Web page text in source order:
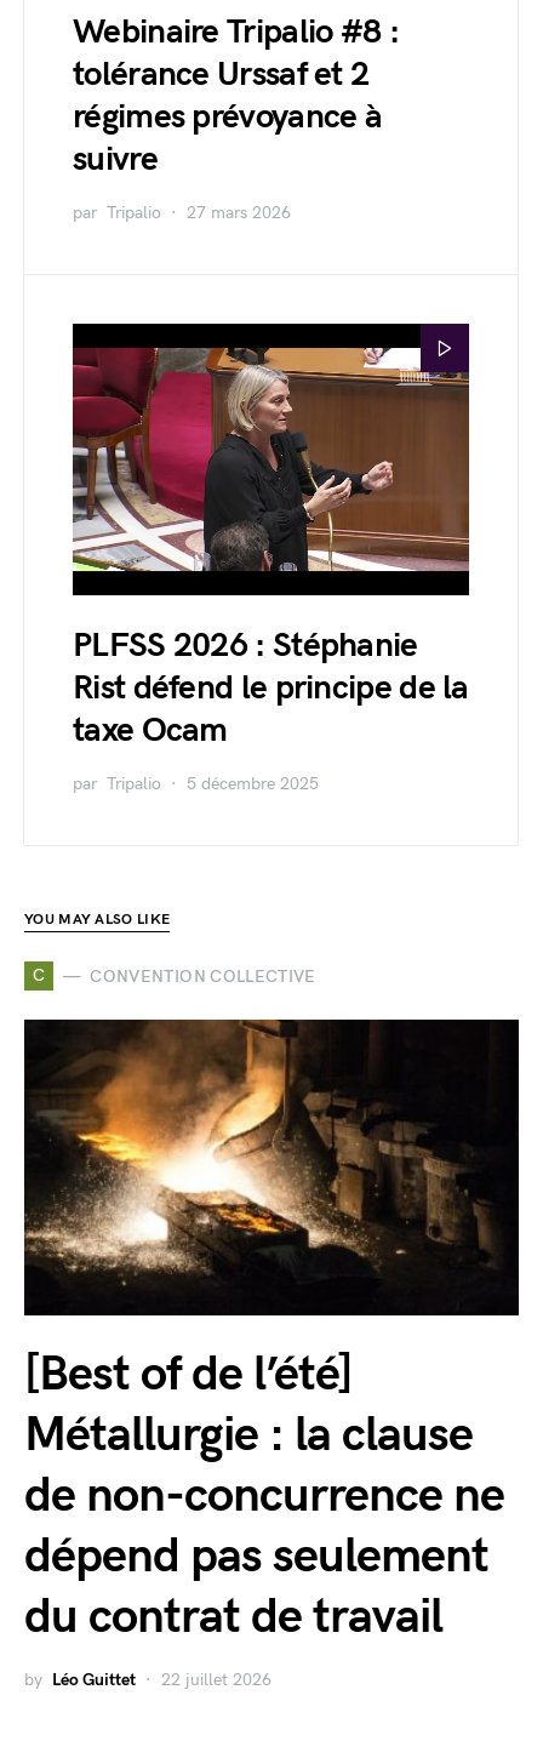
Webinaire Tripalio #8 :
tolérance Urssaf et 2
régimes prévoyance à
suivre
par Tripalio 27 mars 2026
PLFSS 2026 : Stéphanie
Rist défend le principe de la
taxe Ocam
par Tripalio 5 décembre 2025
YOU MAY ALSO LIKE
C CONVENTION COLLECTIVE
[Best of de l’été]
Métallurgie : la clause
de non-concurrence ne
dépend pas seulement
du contrat de travail
by Léo Guittet 22 juillet 2026